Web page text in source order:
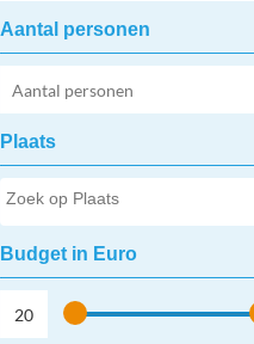
Aantal personen
Plaats
Budget in Euro